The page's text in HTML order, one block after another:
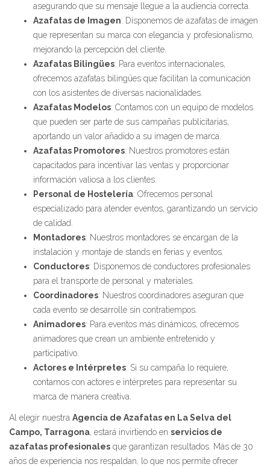
asegurando que su mensaje llegue a la audiencia correcta.
Azafatas de Imagen: Disponemos de azafatas de imagen
que representan su marca con elegancia y profesionalismo,
mejorando la percepción del cliente.
Azafatas Bilingües: Para eventos internacionales,
ofrecemos azafatas bilingües que facilitan la comunicación
con los asistentes de diversas nacionalidades.
Azafatas Modelos: Contamos con un equipo de modelos
que pueden ser parte de sus campañas publicitarias,
aportando un valor añadido a su imagen de marca.
Azafatas Promotores: Nuestros promotores están
capacitados para incentivar las ventas y proporcionar
información valiosa a los clientes.
Personal de Hostelería: Ofrecemos personal
especializado para atender eventos, garantizando un servicio
de calidad.
Montadores: Nuestros montadores se encargan de la
instalación y montaje de stands en ferias y eventos.
Conductores: Disponemos de conductores profesionales
para el transporte de personal y materiales.
Coordinadores: Nuestros coordinadores aseguran que
cada evento se desarrolle sin contratiempos.
Animadores: Para eventos más dinámicos, ofrecemos
animadores que crean un ambiente entretenido y
participativo.
Actores e Intérpretes: Si su campaña lo requiere,
contamos con actores e intérpretes para representar su
marca de manera creativa.
Al elegir nuestra Agencia de Azafatas en La Selva del
Campo, Tarragona, estará invirtiendo en servicios de
azafatas profesionales que garantizan resultados. Más de 30
años de experiencia nos respaldan, lo que nos permite ofrecer